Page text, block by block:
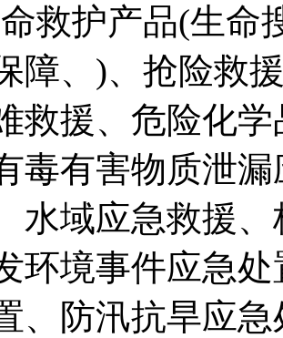
救护产品(生命
障、)、抢险救
救援、危险化
毒有害物质泄
水域应急救援
环境事件应急
、防汛抗旱应